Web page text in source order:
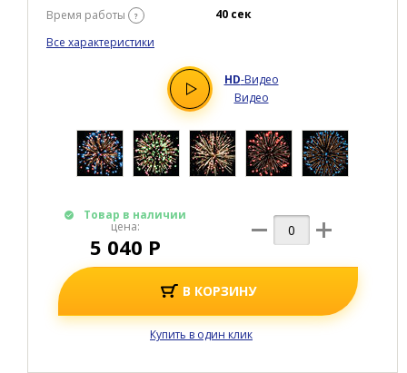
Время работы
?
40 сек
Все характеристики
HD-Видео
Видео
Товар в наличии
цена:
5 040 Р
В КОРЗИНУ
Купить в один клик